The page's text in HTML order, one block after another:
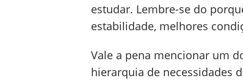
estudar. Lembre-se do
estabilidade, melhores
Vale a pena mencionar um
hierarquia de necessidades